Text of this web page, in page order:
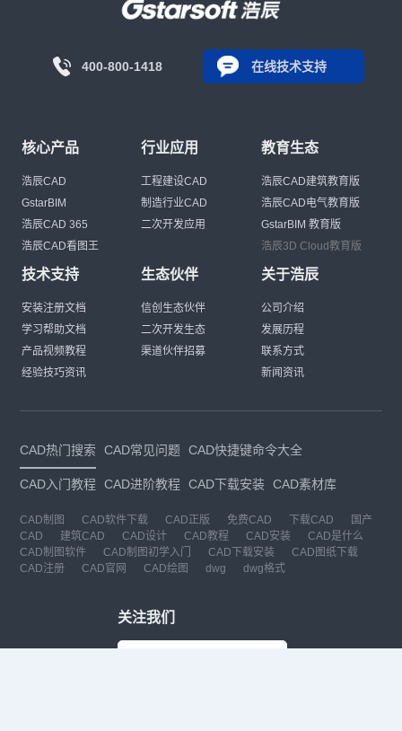
400-800-1418 在线技术支持
核心产品
浩辰CAD
GstarBIM
浩辰CAD 365
浩辰CAD看图王
行业应用
工程建设CAD
制造行业CAD
二次开发应用
教育生态
浩辰CAD建筑教育版
浩辰CAD电气教育版
GstarBIM 教育版
浩辰3D Cloud教育版
技术支持
安装注册文档
学习帮助文档
产品视频教程
经验技巧资讯
生态伙伴
信创生态伙伴
二次开发生态
渠道伙伴招募
关于浩辰
公司介绍
发展历程
联系方式
新闻资讯
CAD热门搜索 CAD常见问题 CAD快捷键命令大全
CAD入门教程 CAD进阶教程 CAD下载安装 CAD素材库
CAD制图 CAD软件下载 CAD正版 免费CAD 下载CAD
国产
CAD
建筑CAD CAD设计 CAD教程 CAD安装
CAD是什么
CAD制图软件
CAD制图初学入门 CAD下载安装
CAD图纸下载
CAD注册
CAD官网 CAD绘图 dwg dwg格式
关注我们